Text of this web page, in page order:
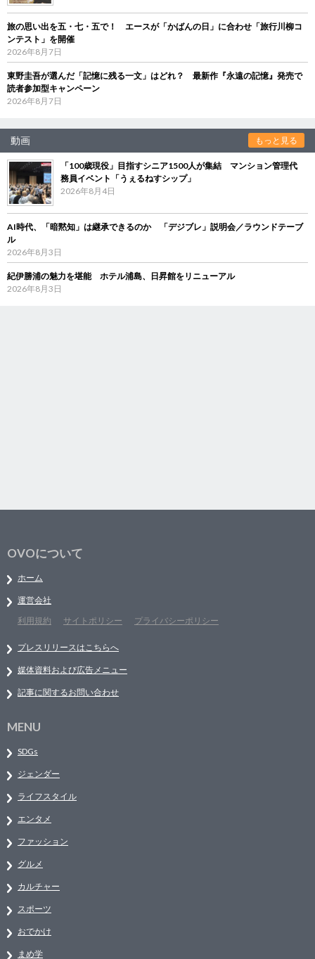
旅の思い出を五・七・五で！ エースが「かばんの日」に合わせ「旅行川柳コ
ンテスト」を開催
2026年8月7日
東野圭吾が選んだ「記憶に残る一文」はどれ？ 最新作『永遠の記憶』発売で
読者参加型キャンペーン
2026年8月7日
動画 もっと見る
「100歳現役」目指すシニア1500人が集結 マンション管理代
務員イベント「うぇるねすシップ」
2026年8月4日
AI時代、「暗黙知」は継承できるのか 「デジブレ」説明会／ラウンドテーブ
ル
2026年8月3日
紀伊勝浦の魅力を堪能 ホテル浦島、日昇館をリニューアル
2026年8月3日
OVOについて
ホーム
運営会社
利用規約
サイトポリシー プライバシーポリシー
プレスリリースはこちらへ
媒体資料および広告メニュー
記事に関するお問い合わせ
MENU
SDGs
ジェンダー
ライフスタイル
エンタメ
ファッション
グルメ
カルチャー
スポーツ
おでかけ
まめ学